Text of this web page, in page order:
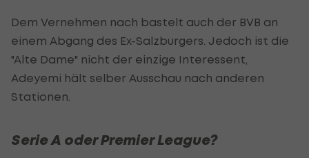
Dem Vernehmen nach bastelt auch der BVB an
einem Abgang des Ex-Salzburgers. Jedoch ist die
"Alte Dame" nicht der einzige Interessent,
Adeyemi hält selber Ausschau nach anderen
Stationen.
Serie A oder Premier League?